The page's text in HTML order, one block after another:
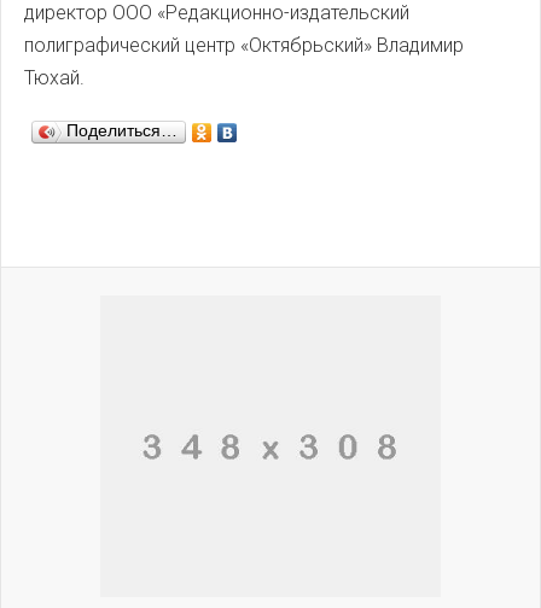
директор ООО «Редакционно-издательский
полиграфический центр «Октябрьский» Владимир
Тюхай.
Поделиться…